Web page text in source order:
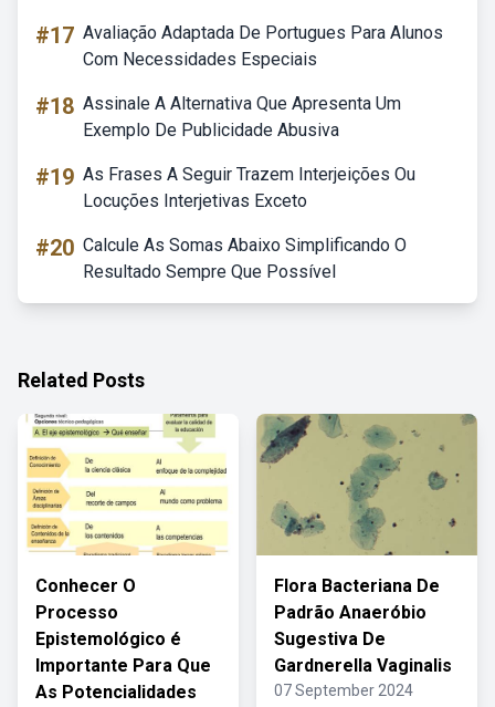
#17 Avaliação Adaptada De Portugues Para Alunos
Com Necessidades Especiais
#18 Assinale A Alternativa Que Apresenta Um
Exemplo De Publicidade Abusiva
#19 As Frases A Seguir Trazem Interjeições Ou
Locuções Interjetivas Exceto
#20 Calcule As Somas Abaixo Simplificando O
Resultado Sempre Que Possível
Related Posts
Conhecer O
Processo
Epistemológico é
Importante Para Que
As Potencialidades
Flora Bacteriana De
Padrão Anaeróbio
Sugestiva De
Gardnerella Vaginalis
07 September 2024